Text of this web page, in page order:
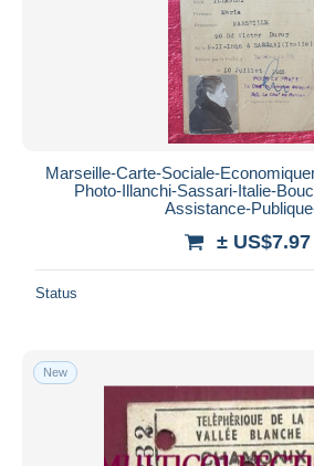
Marseille-Carte-Sociale-
Photo-Illanchi-Sassari-Italie-
Assistance-
± US$7.97
Status
New